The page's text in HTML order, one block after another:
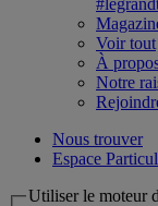
Voir tout
À
Notre
Nous trouver
Espace
Utiliser le moteur